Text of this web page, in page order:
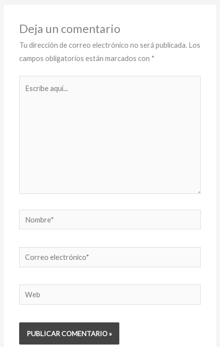
Deja un comentario
Tu dirección de correo electrónico no será publicada. Los
campos obligatorios están marcados con *
Nombre*
Correo
electrónico*
Web